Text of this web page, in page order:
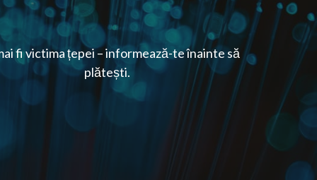
fi victima țepei – informează-te înainte să
plătești.